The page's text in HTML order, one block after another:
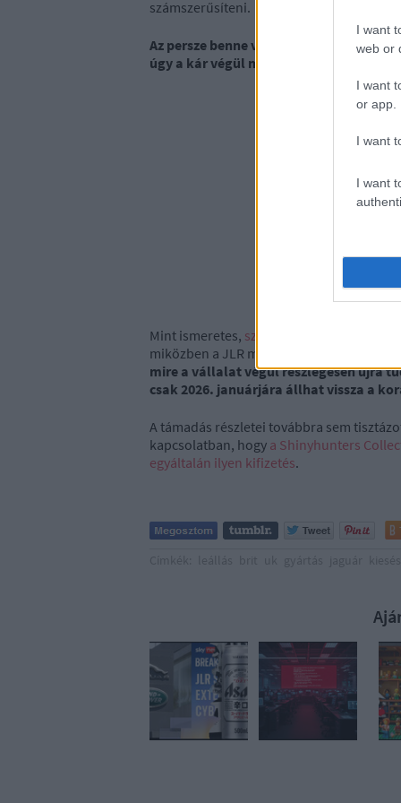
I want
web or
I want
or app.
I want
I want
számszerűsíteni.
Az persze benne van a pakliban, ha
úgy a kár végül még ennél is magasabb
Mint ismeretes, szeptemberben a brit
miközben a JLR még javában küzdött a
mire a vállalat végül részlegesen újra
csak 2026. januárjára állhat vissza a
A támadás részletei továbbra sem
kapcsolatban, hogy a Shinyhunters
egyáltalán ilyen kifizetés.